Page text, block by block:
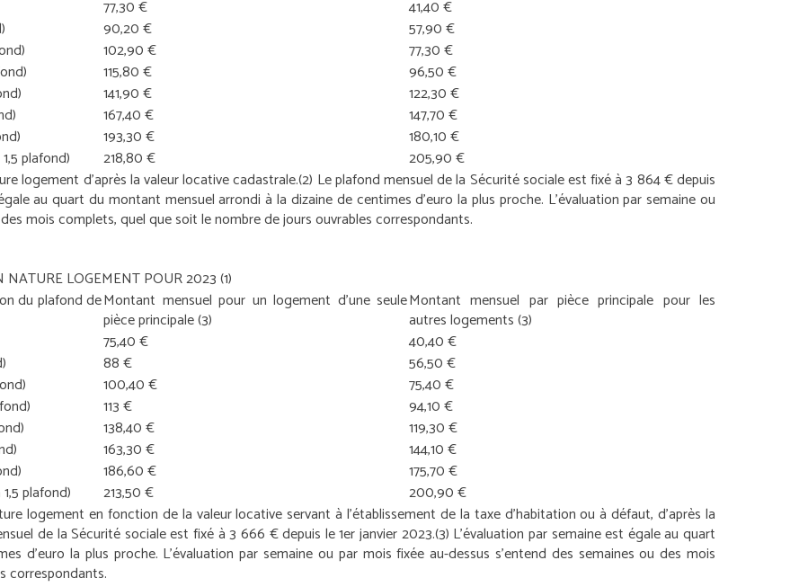
77,30 €
41,40 €
90,20 €
57,90 €
102,90 €
77,30 €
115,80 €
96,50 €
141,90 €
122,30 €
167,40 €
147,70 €
193,30 €
180,10 €
plafond) 218,80 €
205,90 €
logement d’après la valeur locative cadastrale.(2) Le plafond mensuel de la Sécurité sociale est fixé à 3 864 € depuis
au quart du montant mensuel arrondi à la dizaine de centimes d’euro la plus proche. L’évaluation par semaine ou
mois complets, quel que soit le nombre de jours ouvrables correspondants.
LOGEMENT POUR 2023(1)
du plafond deMontant mensuel pour un logement d’une seule
pièce principale(3)
Montant mensuel par pièce principale pour les
autres logements(3)
75,40 €
40,40 €
88 €
56,50 €
100,40 €
75,40 €
113 €
94,10 €
138,40 €
119,30 €
163,30 €
144,10 €
186,60 €
175,70 €
plafond) 213,50 €
200,90 €
logement en fonction de la valeur locative servant à l’établissement de la taxe d’habitation ou à défaut, d’après la
de la Sécurité sociale est fixé à 3 666 € depuis le 1erjanvier 2023.(3) L’évaluation par semaine est égale au quart
d’euro la plus proche. L’évaluation par semaine ou par mois fixée au-dessus s’entend des semaines ou des mois
correspondants.